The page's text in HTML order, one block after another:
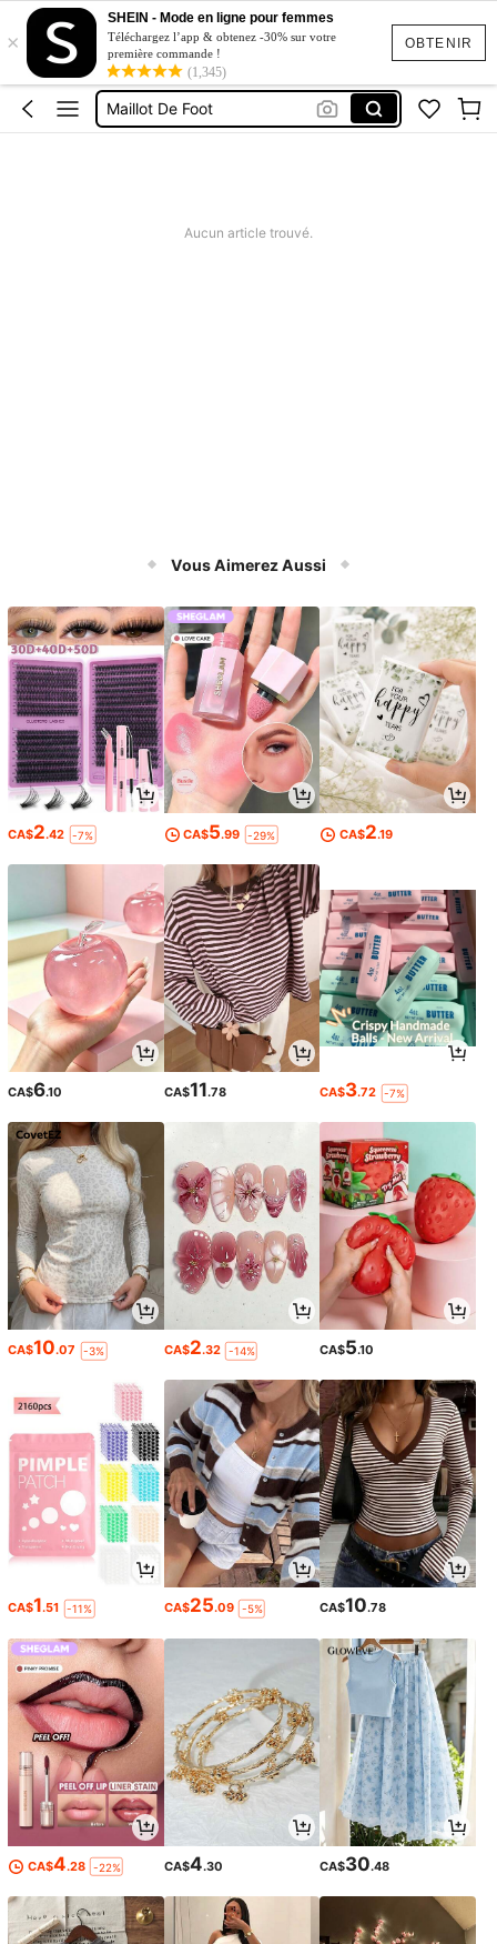
OBTENIR
×
SHEIN - Mode en ligne pour femmes
Téléchargez l’app & obtenez -30% sur votre
première commande !
(1,345)
Barca Maillot
Maillot Football
Maillot De Foot
Aucun article trouvé.
Vous Aimerez Aussi
CA$2.42 -7% CA$5.99 -29% CA$2.19
CA$6.10 CA$11.78 CA$3.72 -7%
CA$10.07 -3% CA$2.32 -14% CA$5.10
CA$1.51 -11% CA$25.09 -5% CA$10.78
CA$4.28 -22% CA$4.30 CA$30.48